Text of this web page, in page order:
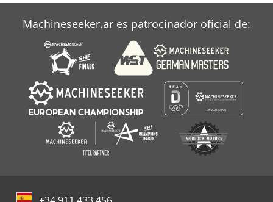
Machineseeker.ar es patrocinador oficial de: